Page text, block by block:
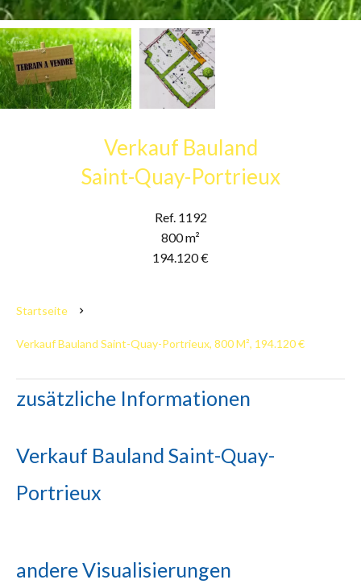
Verkauf Bauland
Saint-Quay-Portrieux
Ref. 1192
800 m²
194.120 €
Startseite
Verkauf Bauland Saint-Quay-Portrieux, 800 M², 194.120 €
zusätzliche Informationen
Verkauf Bauland Saint-Quay-
Portrieux
andere Visualisierungen